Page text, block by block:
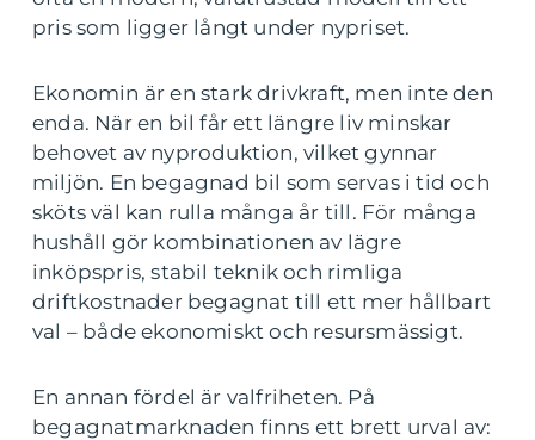
pris som ligger långt under nypriset.
Ekonomin är en stark drivkraft, men inte den
enda. När en bil får ett längre liv minskar
behovet av nyproduktion, vilket gynnar
miljön. En begagnad bil som servas i tid och
sköts väl kan rulla många år till. För många
hushåll gör kombinationen av lägre
inköpspris, stabil teknik och rimliga
driftkostnader begagnat till ett mer hållbart
val – både ekonomiskt och resursmässigt.
En annan fördel är valfriheten. På
begagnatmarknaden finns ett brett urval av: